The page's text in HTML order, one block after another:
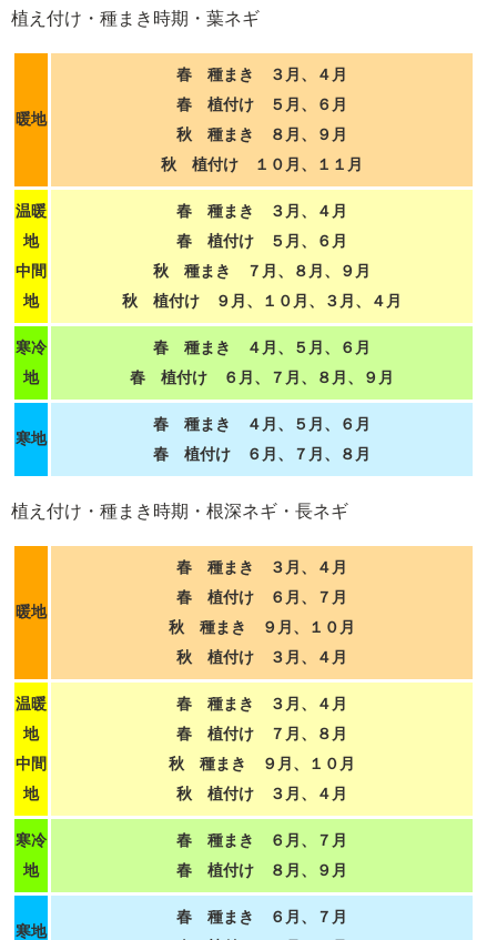
植え付け・種まき時期・葉ネギ
暖地
春 種まき ３月、４月
春 植付け ５月、６月
秋 種まき ８月、９月
秋 植付け １０月、１１月
温暖
地
中間
地
春 種まき ３月、４月
春 植付け ５月、６月
秋 種まき ７月、８月、９月
秋 植付け ９月、１０月、３月、４月
寒冷
地
春 種まき ４月、５月、６月
春 植付け ６月、７月、８月、９月
寒地
春 種まき ４月、５月、６月
春 植付け ６月、７月、８月
植え付け・種まき時期・根深ネギ・長ネギ
暖地
春 種まき ３月、４月
春 植付け ６月、７月
秋 種まき ９月、１０月
秋 植付け ３月、４月
温暖
地
中間
地
春 種まき ３月、４月
春 植付け ７月、８月
秋 種まき ９月、１０月
秋 植付け ３月、４月
寒冷
地
春 種まき ６月、７月
春 植付け ８月、９月
寒地
春 種まき ６月、７月